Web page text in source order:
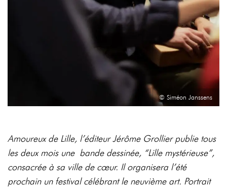
© Siméon Janssens
Amoureux de Lille, l’éditeur Jérôme Grollier publie tous
les deux mois unebande dessinée, “Lille mystérieuse”,
consacrée à sa ville de cœur. Il organisera l’été
prochain un festival célébrant leneuvième art. Portrait